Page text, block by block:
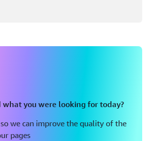
what you were looking for today?
we can improve the quality of the
pages